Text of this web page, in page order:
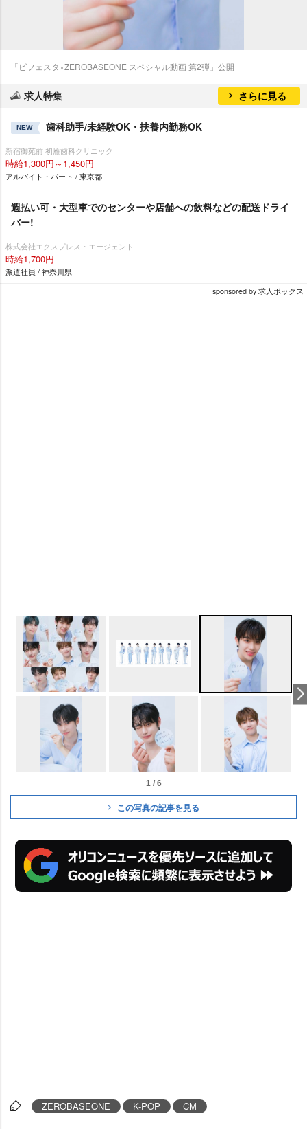
「ビフェスタ×ZEROBASEONE スペシャル動画 第2弾」公開
求人特集 さらに見る
NEW 歯科助手/未経験OK・扶養内勤務OK
新宿御苑前 初雁歯科クリニック
時給1,300円～1,450円
アルバイト・パート / 東京都
週払い可・大型車でのセンターや店舗への飲料などの配送ドライ
バー!
株式会社エクスプレス・エージェント
時給1,700円
派遣社員 / 神奈川県
sponsored by 求人ボックス
1 / 6
この写真の記事を見る
ZEROBASEONE K-POP CM